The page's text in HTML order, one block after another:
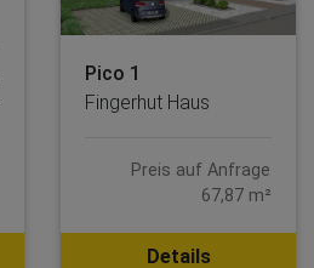
Pico 1
Fingerhut Haus
Preis auf Anfrage
67,87 m²
Details